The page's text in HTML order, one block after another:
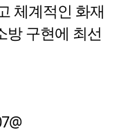
체계적인 화재
방 구현에 최선